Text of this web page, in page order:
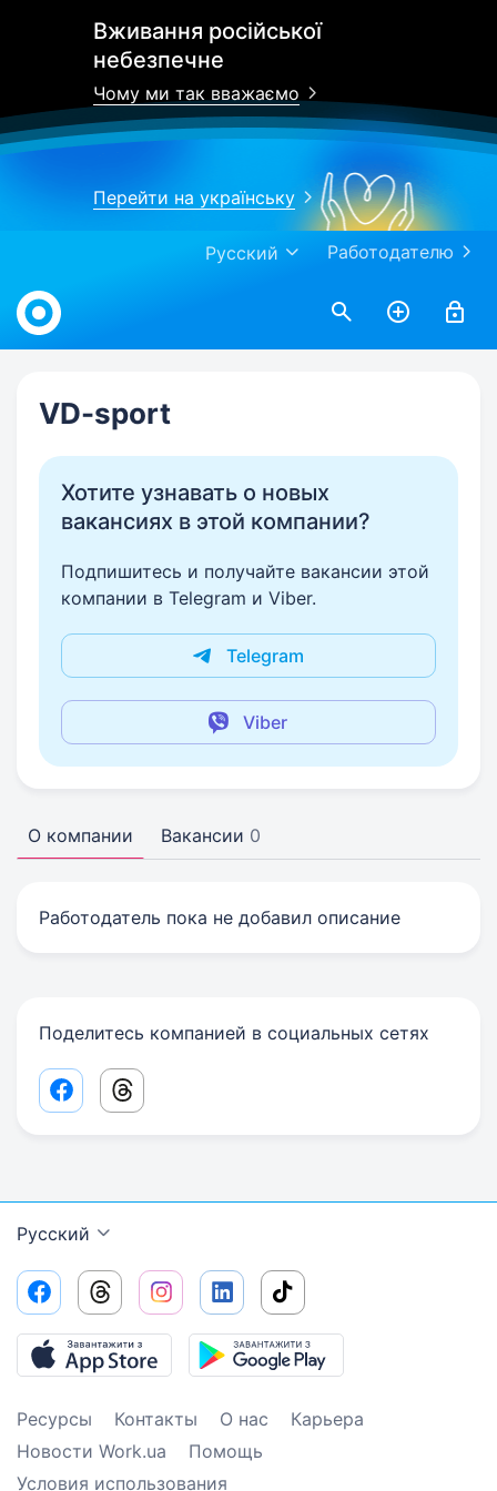
Вживання російської
небезпечне
Чому ми так вважаємо
Перейти на українську
Работодателю
Русский
Work.ua
VD-sport
Хотите узнавать о новых
вакансиях в этой компании?
Подпишитесь и получайте вакансии этой
компании в Telegram и Viber.
Telegram
Viber
О компании Вакансии 0
Работодатель пока не добавил описание
Поделитесь компанией в социальных сетях
Facebook share link
Threads share link
Русский
Ресурсы Контакты О нас
Карьера
Новости Work.ua
Помощь
Условия использования